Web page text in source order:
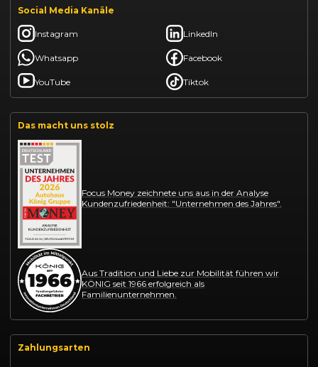
Social Media Kanäle
Instagram LinkedIn
Whatsapp Facebook
YouTube Tiktok
Das macht uns stolz
Focus Money zeichnete uns aus in der Analyse
Kundenzufriedenheit: "Unternehmen des Jahres".
Aus Tradition und Liebe zur Mobilität führen wir
KÖNIG seit 1966 erfolgreich als
Familienunternehmen.
Zahlungsarten